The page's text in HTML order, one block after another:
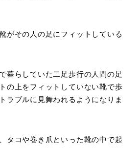
がその人の足にフィットしている
暮らしていた二足歩行の人間の足
の上をフィットしていない靴で歩
ラブルに見舞われるようになりま
タコや巻き爪といった靴の中で起